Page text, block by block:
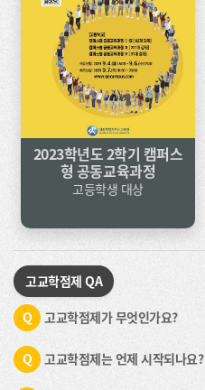
2023학년도 2학기 캠퍼스
형 공동교육과정
고등학생 대상
고교학점제 QA
Q
고교학점제가 무엇인가요?
Q 고교학점제는 언제 시작되나요?